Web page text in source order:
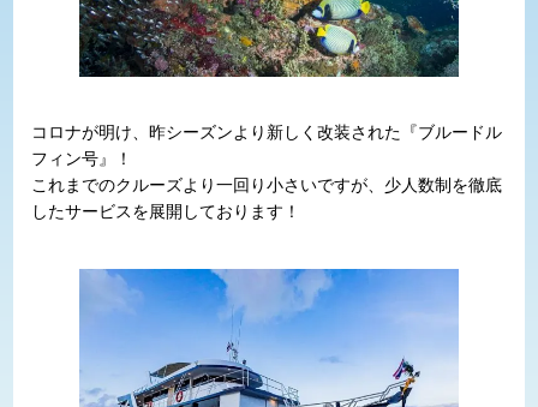
コロナが明け、昨シーズンより新しく改装された『ブルードル
フィン号』！
これまでのクルーズより一回り小さいですが、少人数制を徹底
したサービスを展開しております！